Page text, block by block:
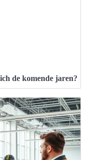
de komende jaren?